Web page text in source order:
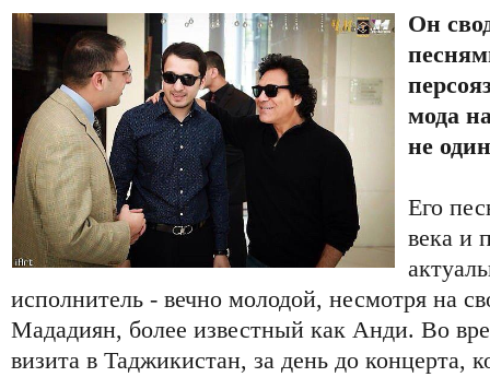
Он
мода
не
Его
века и
исполнитель - вечно молодой, несмотря на
Мададиян, более известный как Анди. Во
визита в Таджикистан, за день до концерта,